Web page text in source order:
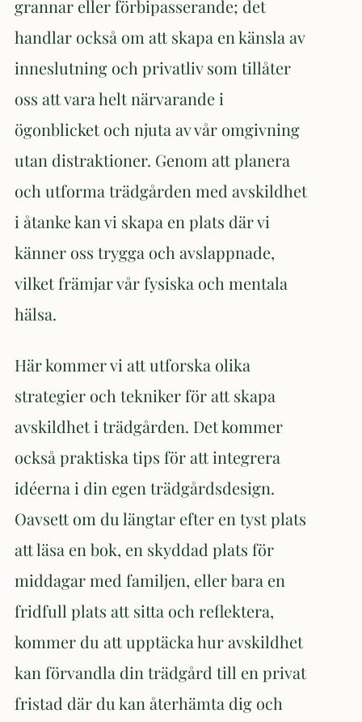
grannar eller förbipasserande; det
handlar också om att skapa en känsla av
inneslutning och privatliv som tillåter
oss att vara helt närvarande i
ögonblicket och njuta av vår omgivning
utan distraktioner. Genom att planera
och utforma trädgården med avskildhet
i åtanke kan vi skapa en plats där vi
känner oss trygga och avslappnade,
vilket främjar vår fysiska och mentala
hälsa.
Här kommer vi att utforska olika
strategier och tekniker för att skapa
avskildhet i trädgården. Det kommer
också praktiska tips för att integrera
idéerna i din egen trädgårdsdesign.
Oavsett om du längtar efter en tyst plats
att läsa en bok, en skyddad plats för
middagar med familjen, eller bara en
fridfull plats att sitta och reflektera,
kommer du att upptäcka hur avskildhet
kan förvandla din trädgård till en privat
fristad där du kan återhämta dig och